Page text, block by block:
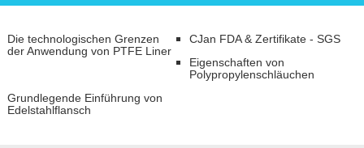
Die technologischen Grenzen
der Anwendung von PTFE Liner
CJan FDA & Zertifikate - SGS
Eigenschaften von
Polypropylenschläuchen
Grundlegende Einführung von
Edelstahlflansch